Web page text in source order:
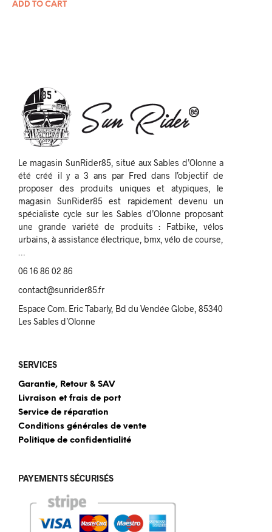
ADD TO CART
Le magasin SunRider85, situé aux Sables d’Olonne a
été créé il y a 3 ans par Fred dans l’objectif de
proposer des produits uniques et atypiques, le
magasin SunRider85 est rapidement devenu un
spécialiste cycle sur les Sables d’Olonne proposant
une grande variété de produits : Fatbike, vélos
urbains, à assistance électrique, bmx, vélo de course,
06 16 86 02 86
contact@sunrider85.fr
Espace Com. Eric Tabarly, Bd du Vendée Globe, 85340
Les Sables d’Olonne
SERVICES
Garantie, Retour & SAV
Livraison et frais de port
Service de réparation
Conditions générales de vente
Politique de confidentialité
PAYEMENTS SÉCURISÉS